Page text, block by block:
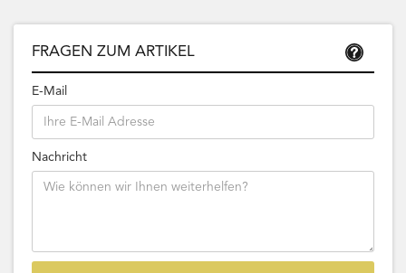
FRAGEN ZUM ARTIKEL
E-Mail
Nachricht